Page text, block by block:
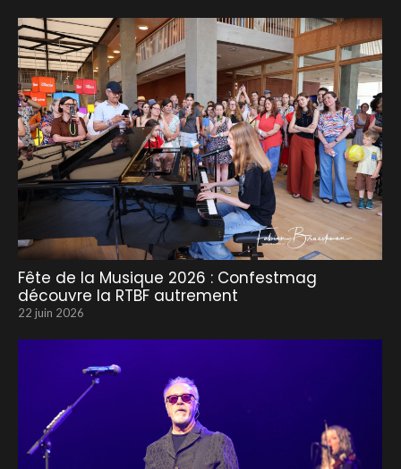
Fête de la Musique 2026 : Confestmag
découvre la RTBF autrement
22 juin 2026